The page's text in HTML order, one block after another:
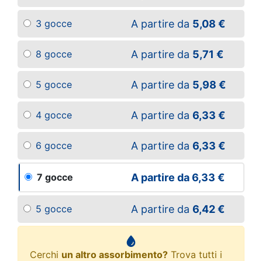
3 gocce A partire da 5,08 €
8 gocce A partire da 5,71 €
5 gocce A partire da 5,98 €
4 gocce A partire da 6,33 €
6 gocce A partire da 6,33 €
7 gocce A partire da6,33 €
5 gocce A partire da 6,42 €
Cerchi un altro assorbimento? Trova tutti i